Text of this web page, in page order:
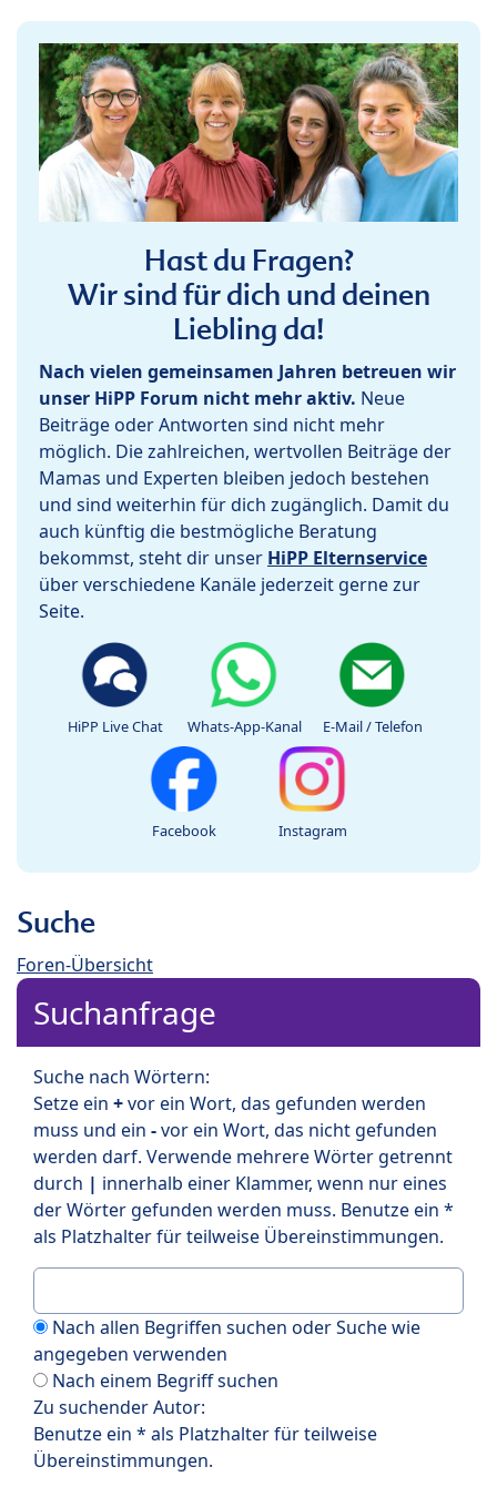
Hast du Fragen?
Wir sind für dich und deinen
Liebling da!
Nach vielen gemeinsamen Jahren betreuen wir
unser HiPP Forum nicht mehr aktiv. Neue
Beiträge oder Antworten sind nicht mehr
möglich. Die zahlreichen, wertvollen Beiträge der
Mamas und Experten bleiben jedoch bestehen
und sind weiterhin für dich zugänglich. Damit du
auch künftig die bestmögliche Beratung
bekommst, steht dir unser HiPP Elternservice
über verschiedene Kanäle jederzeit gerne zur
Seite.
HiPP Live Chat Whats-App-Kanal E-Mail / Telefon
Facebook Instagram
Suche
Foren-Übersicht
Suchanfrage
Suche nach Wörtern:
Setze ein +vor ein Wort, das gefunden werden
muss und ein -vor ein Wort, das nicht gefunden
werden darf. Verwende mehrere Wörter getrennt
durch | innerhalb einer Klammer, wenn nur eines
der Wörter gefunden werden muss. Benutze ein *
als Platzhalter für teilweise Übereinstimmungen.
Nach allen Begriffen suchen oder Suche wie
angegeben verwenden
Nach einem Begriff suchen
Zu suchender Autor:
Benutze ein * als Platzhalter für teilweise
Übereinstimmungen.